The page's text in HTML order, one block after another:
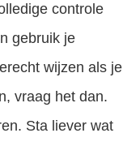
controle
gebruik je
wijzen als je
vraag het dan.
Sta liever wat